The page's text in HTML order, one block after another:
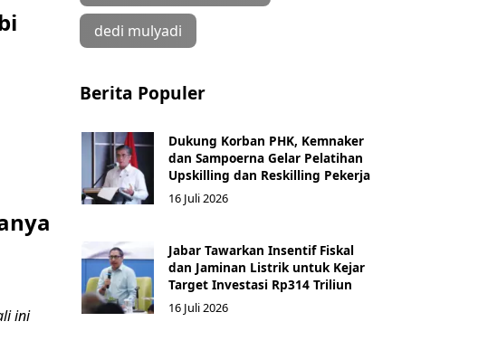
ini
dedi mulyadi
Berita Populer
Dukung Korban PHK, Kemnaker
dan Sampoerna Gelar Pelatihan
Upskilling dan Reskilling Pekerja
16 Juli 2026
Jabar Tawarkan Insentif Fiskal
dan Jaminan Listrik untuk Kejar
Target Investasi Rp314 Triliun
16 Juli 2026